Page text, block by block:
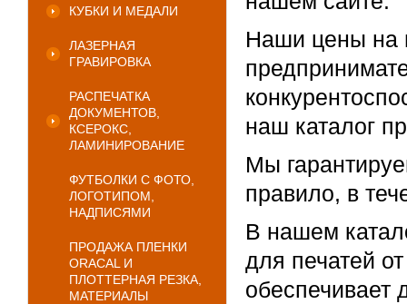
КУБКИ И МЕДАЛИ
ЛАЗЕРНАЯ
ГРАВИРОВКА
РАСПЕЧАТКА
ДОКУМЕНТОВ,
КСЕРОКС,
ЛАМИНИРОВАНИЕ
ФУТБОЛКИ С ФОТО,
ЛОГОТИПОМ,
НАДПИСЯМИ
ПРОДАЖА ПЛЕНКИ
ORACAL И
ПЛОТТЕРНАЯ РЕЗКА,
МАТЕРИАЛЫ
Наши цены на
наш каталог
Мы
правило, в
В нашем
для печатей
обеспечивает